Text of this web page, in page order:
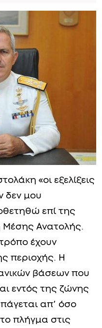
«οι εξελίξεις
δεν μου
επί της
Ανατολής.
έχουν
περιοχής. Η
βάσεων που
εντός της ζώνης
απ’ όσο
πλήγμα στις